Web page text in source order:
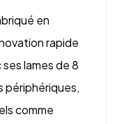
en
rapide
lames de 8
périphériques,
comme